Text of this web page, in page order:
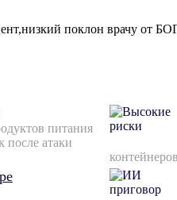
поклон врачу от
питания
атаки